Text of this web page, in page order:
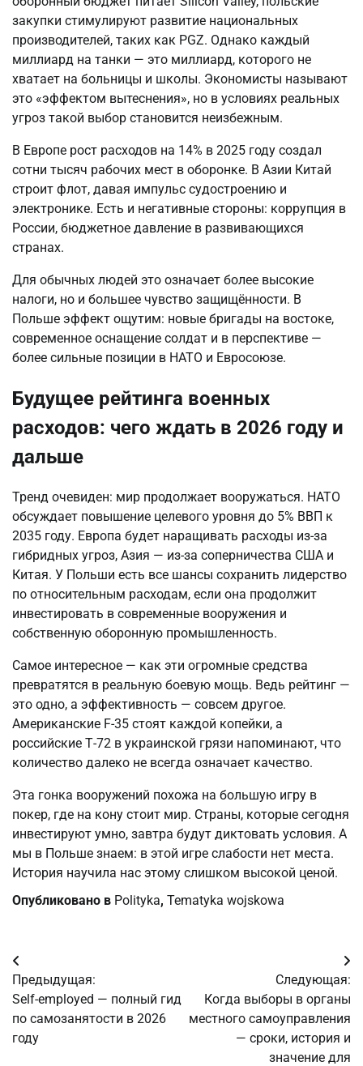
закупки стимулируют развитие национальных
производителей, таких как PGZ. Однако каждый
миллиард на танки — это миллиард, которого не
хватает на больницы и школы. Экономисты называют
это «эффектом вытеснения», но в условиях реальных
угроз такой выбор становится неизбежным.
В Европе рост расходов на 14% в 2025 году создал
сотни тысяч рабочих мест в оборонке. В Азии Китай
строит флот, давая импульс судостроению и
электронике. Есть и негативные стороны: коррупция в
России, бюджетное давление в развивающихся
странах.
Для обычных людей это означает более высокие
налоги, но и большее чувство защищённости. В
Польше эффект ощутим: новые бригады на востоке,
современное оснащение солдат и в перспективе —
более сильные позиции в НАТО и Евросоюзе.
Будущее рейтинга военных
расходов: чего ждать в 2026 году и
дальше
Тренд очевиден: мир продолжает вооружаться. НАТО
обсуждает повышение целевого уровня до 5% ВВП к
2035 году. Европа будет наращивать расходы из-за
гибридных угроз, Азия — из-за соперничества США и
Китая. У Польши есть все шансы сохранить лидерство
по относительным расходам, если она продолжит
инвестировать в современные вооружения и
собственную оборонную промышленность.
Самое интересное — как эти огромные средства
превратятся в реальную боевую мощь. Ведь рейтинг —
это одно, а эффективность — совсем другое.
Американские F-35 стоят каждой копейки, а
российские Т-72 в украинской грязи напоминают, что
количество далеко не всегда означает качество.
Эта гонка вооружений похожа на большую игру в
покер, где на кону стоит мир. Страны, которые сегодня
инвестируют умно, завтра будут диктовать условия. А
мы в Польше знаем: в этой игре слабости нет места.
История научила нас этому слишком высокой ценой.
Опубликовано в Polityka, Tematyka wojskowa
Навигация
по
записям
Предыдущая:
Self-employed — полный гид
по самозанятости в 2026
году
Следующая:
Когда выборы в органы
местного самоуправления
— сроки, история и
значение для